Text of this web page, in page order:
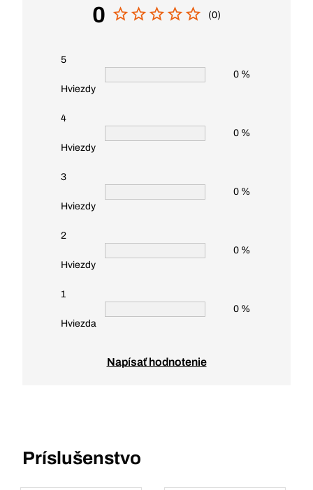
0 (0)
5
Hviezdy
0 %
4
Hviezdy
0 %
3
Hviezdy
0 %
2
Hviezdy
0 %
1
Hviezda
0 %
Napísať hodnotenie
Príslušenstvo